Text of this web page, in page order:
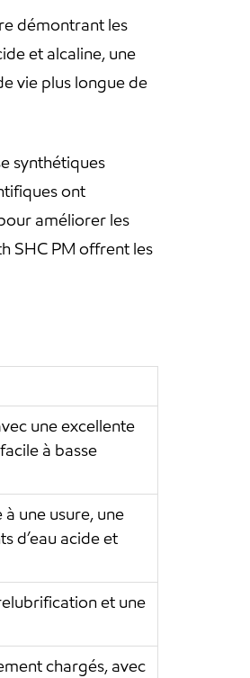
démontrant les
et alcaline, une
vie plus longue de
synthétiques
ont
améliorer les
SHC PM offrent les
une excellente
à basse
une usure, une
d’eau acide et
et une
chargés, avec